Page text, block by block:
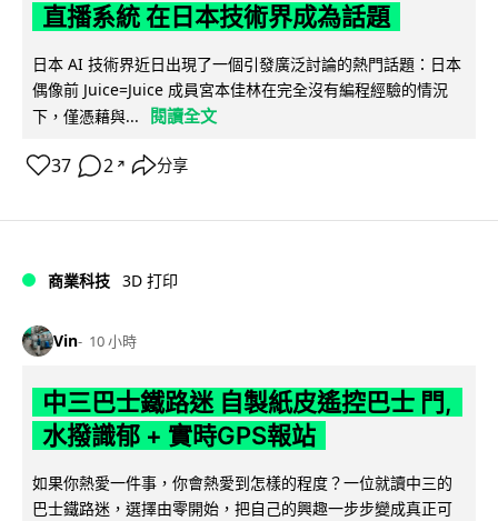
直播系統 在日本技術界成為話題
日本 AI 技術界近日出現了一個引發廣泛討論的熱門話題：日本
偶像前 Juice=Juice 成員宮本佳林在完全沒有編程經驗的情況
下，僅憑藉與...
閱讀全文
37 2 ↗ 分享
商業科技 3D 打印
Vin 10 小時
中三巴士鐵路迷 自製紙皮遙控巴士 門,
水撥識郁 + 實時GPS報站
如果你熱愛一件事，你會熱愛到怎樣的程度？一位就讀中三的
巴士鐵路迷，選擇由零開始，把自己的興趣一步步變成真正可